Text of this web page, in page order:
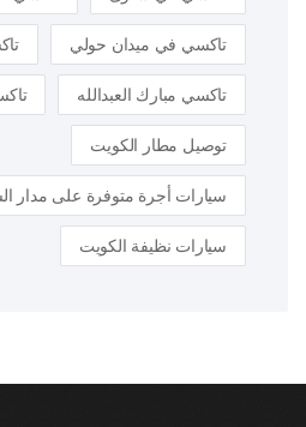
تاكسي في ميدان حولي
تاكسي مبارك العبدالله
توصيل مطار الكويت
سيارات أجرة متوفرة على مدار
سيارات نظيفة الكويت